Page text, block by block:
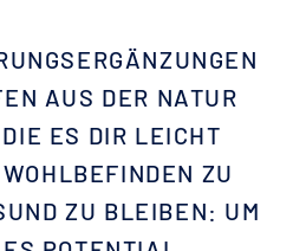
AUS DER NATUR
ES DIR LEICHT
ZU
ZU BLEIBEN: UM